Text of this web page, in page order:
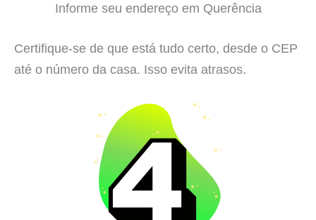
Informe seu endereço em Querência
Certifique-se de que está tudo certo, desde o CEP
até o número da casa. Isso evita atrasos.